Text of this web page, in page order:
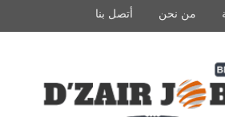
من نحن أتصل بنا